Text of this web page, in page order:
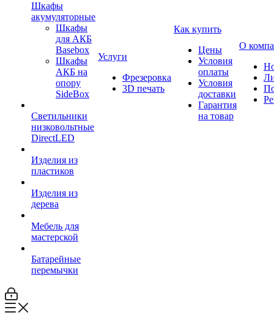
Шкафы
акумуляторные
Шкафы
для АКБ
Basebox
Шкафы
АКБ на
опору
SideBox
Светильники
низковольтные
DirectLED
Изделия из
пластиков
Изделия из
дерева
Мебель для
мастерской
Батарейные
перемычки
Услуги
Фрезеровка
3D печать
Как купить
Цены
Условия
оплаты
Условия
доставки
Гарантия
на товар
О